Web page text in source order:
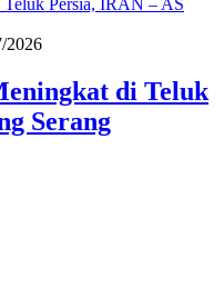
2026
di Teluk
Serang